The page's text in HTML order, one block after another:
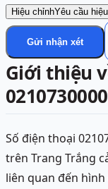
Hiệu chỉnhYêu cầu
Gửi nhận xét
Giới thiệu
Số điện thoại
trên Trang Trắng
liên quan đến